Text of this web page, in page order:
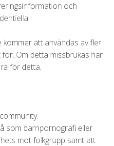
och
att användas av fler
Om detta missbrukas har
för detta.
som barnpornografi eller
mot folkgrupp samt att